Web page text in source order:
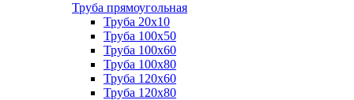
Труба прямоугольная
Труба 20x10
Труба 100x50
Труба 100x60
Труба 100x80
Труба 120x60
Труба 120x80